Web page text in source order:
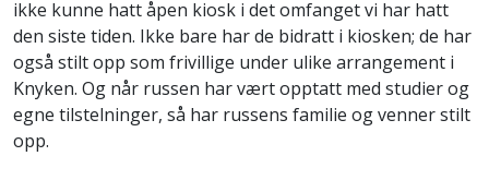
ikke kunne hatt åpen kiosk i det omfanget vi har hatt
den siste tiden. Ikke bare har de bidratt i kiosken; de har
også stilt opp som frivillige under ulike arrangement i
Knyken. Og når russen har vært opptatt med studier og
egne tilstelninger, så har russens familie og venner stilt
opp.